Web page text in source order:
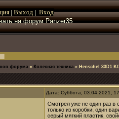
| Выход | Вход
на форум Panzer35
форума » Колесная техника » Henschel 33D1
Дата: Суббота, 03.04.2021,
Смотрел уже не один раз в
только из коробки, один
серый мягкий пластик,